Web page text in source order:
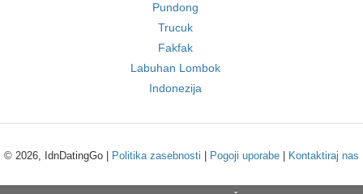
Pundong
Trucuk
Fakfak
Labuhan Lombok
Indonezija
© 2026, IdnDatingGo | Politika zasebnosti Pogoji uporabe Kontaktiraj nas